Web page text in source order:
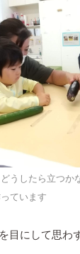
うしたら立つか
ています
目にして思わ